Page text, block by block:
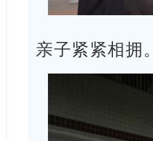
亲子紧紧相拥。